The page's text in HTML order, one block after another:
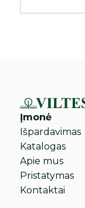
Įmonė
Išpardavimas
Katalogas
Apie mus
Pristatymas
Kontaktai